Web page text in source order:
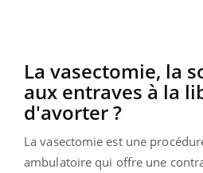
La vasectomie, la
aux entraves à la
d'avorter ?
La vasectomie est une
ambulatoire qui offre une